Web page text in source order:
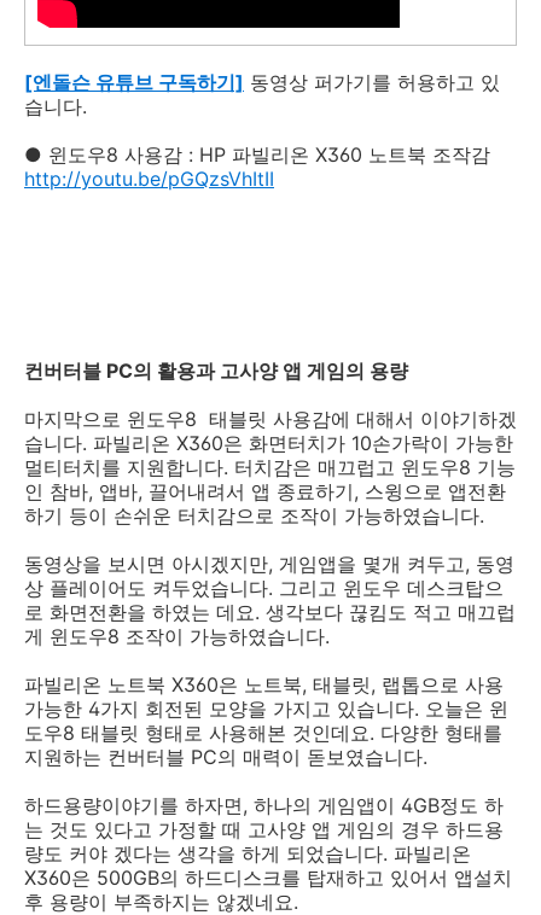
[엔돌슨 유튜브 구독하기] 동영상 퍼가기를 허용하고 있
습니다.
● 윈도우8 사용감 : HP 파빌리온 X360 노트북 조작감
http://youtu.be/pGQzsVhItII
컨버터블 PC의 활용과 고사양 앱 게임의 용량
마지막으로 윈도우8 태블릿 사용감에 대해서 이야기하겠
습니다. 파빌리온 X360은 화면터치가 10손가락이 가능한
멀티터치를 지원합니다. 터치감은 매끄럽고 윈도우8 기능
인 참바, 앱바, 끌어내려서 앱 종료하기, 스윙으로 앱전환
하기 등이 손쉬운 터치감으로 조작이 가능하였습니다.
동영상을 보시면 아시겠지만, 게임앱을 몇개 켜두고, 동영
상 플레이어도 켜두었습니다. 그리고 윈도우 데스크탑으
로 화면전환을 하였는 데요. 생각보다 끊킴도 적고 매끄럽
게 윈도우8 조작이 가능하였습니다.
파빌리온 노트북 X360은 노트북, 태블릿, 랩톱으로 사용
가능한 4가지 회전된 모양을 가지고 있습니다. 오늘은 윈
도우8 태블릿 형태로 사용해본 것인데요. 다양한 형태를
지원하는 컨버터블 PC의 매력이 돋보였습니다.
하드용량이야기를 하자면, 하나의 게임앱이 4GB정도 하
는 것도 있다고 가정할 때 고사양 앱 게임의 경우 하드용
량도 커야 겠다는 생각을 하게 되었습니다. 파빌리온
X360은 500GB의 하드디스크를 탑재하고 있어서 앱설치
후 용량이 부족하지는 않겠네요.